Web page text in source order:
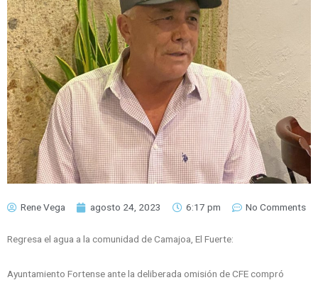
Rene Vega agosto 24, 2023 6:17 pm No Comments
Regresa el agua a la comunidad de Camajoa, El Fuerte:
Ayuntamiento Fortense ante la deliberada omisión de CFE compró